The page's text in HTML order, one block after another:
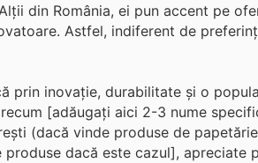
din România, ei pun accent pe
Astfel, indiferent de
prin inovație, durabilitate și o
[adăugați aici 2-3 nume
(dacă vinde produse de
dacă este cazul], apreciate